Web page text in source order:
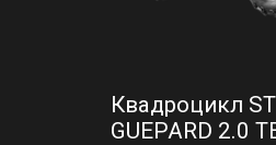
Квадроцикл
GUEPARD 2.0